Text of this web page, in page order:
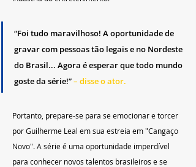
“Foi tudo maravilhoso! A oportunidade de
gravar com pessoas tão legais e no Nordeste
do Brasil... Agora é esperar que todo mundo
goste da série!” – disse o ator.
Portanto, prepare-se para se emocionar e torcer
por Guilherme Leal em sua estreia em "Cangaço
Novo". A série é uma oportunidade imperdível
para conhecer novos talentos brasileiros e se